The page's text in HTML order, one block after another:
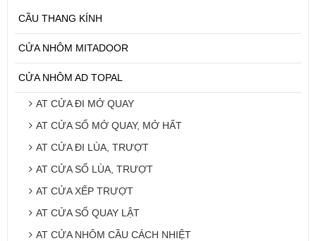
CẦU THANG KÍNH
CỬA NHÔM MITADOOR
CỬA NHÔM AD TOPAL
AT CỬA ĐI MỞ QUAY
AT CỬA SỔ MỞ QUAY, MỞ HẤT
AT CỬA ĐI LÙA, TRƯỢT
AT CỬA SỔ LÙA, TRƯỢT
AT CỬA XẾP TRƯỢT
AT CỬA SỔ QUAY LẬT
AT CỬA NHÔM CẦU CÁCH NHIỆT